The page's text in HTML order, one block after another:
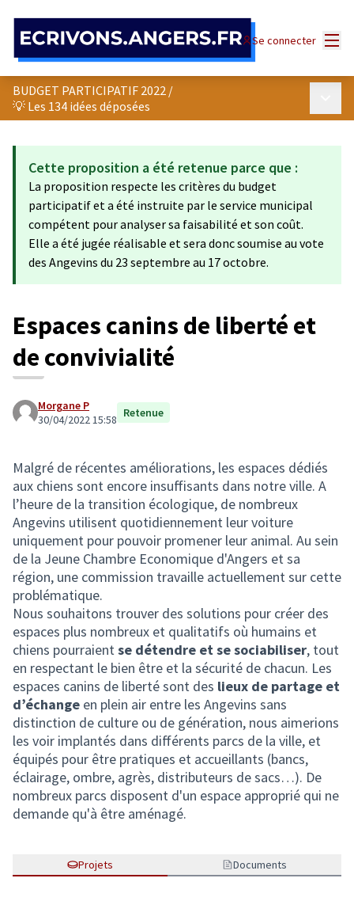
Se connecter
BUDGET PARTICIPATIF 2022 /
💡 Les 134 idées déposées
Cette proposition a été retenue parce que :
La proposition respecte les critères du budget
participatif et a été instruite par le service municipal
compétent pour analyser sa faisabilité et son coût.
Elle a été jugée réalisable et sera donc soumise au vote
des Angevins du 23 septembre au 17 octobre.
Espaces canins de liberté et
de convivialité
Morgane P
30/04/2022 15:58 Retenue
Malgré de récentes améliorations, les espaces dédiés
aux chiens sont encore insuffisants dans notre ville. A
l’heure de la transition écologique, de nombreux
Angevins utilisent quotidiennement leur voiture
uniquement pour pouvoir promener leur animal. Au sein
de la Jeune Chambre Economique d'Angers et sa
région, une commission travaille actuellement sur cette
problématique.
Nous souhaitons trouver des solutions pour créer des
espaces plus nombreux et qualitatifs où humains et
chiens pourraientse détendre et se sociabiliser, tout
en respectant le bien être et la sécurité de chacun. Les
espaces canins de liberté sont des lieux de partage et
d’échange en plein air entre les Angevins sans
distinction de culture ou de génération, nous aimerions
les voir implantés dans différents parcs de la ville, et
équipés pour être pratiques et accueillants (bancs,
éclairage, ombre, agrès, distributeurs de sacs…). De
nombreux parcs disposent d'un espace approprié qui ne
demande qu'à être aménagé.
Projets Documents